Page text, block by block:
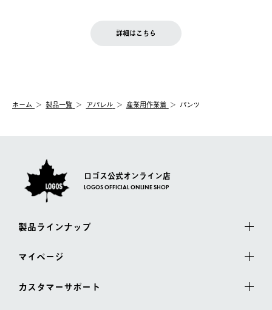
【配送業者】
佐川急便にて配送されます。
お客様都合の返品にかかる送料は、お客様ご負担とさせていただ
む）は受け付けておりません。
一度お手元の商品を返品いただき、ご希望商品を再注文してくだ
LOGOS FAMILY会員の方は、会員マイページ内 購入履歴画面に
詳細はこちら
ホーム 製品一覧 アパレル 産業用作業着 パンツ
ロゴス公式オンライン店
LOGOS OFFICIAL ONLINE SHOP
製品ラインナップ
マイページ
カスタマーサポート